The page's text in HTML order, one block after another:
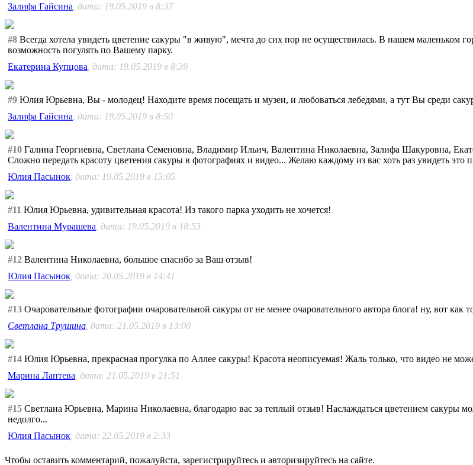
Залифа Гайсина , дата: 19.05.2019 в 8:37
#8 Всегда хотела увидеть цветение сакуры "в живую", мечта до сих пор не осуществилась. В нашем маленьком
возможность погулять по Вашему парку.
Екатерина Купцова , дата: 19.05.2019 в 8:39
#9 Юлия Юрьевна, Вы - молодец! Находите время посещать и музеи, и любоваться лебедями, а тут Вы среди
Залифа Гайсина , дата: 19.05.2019 в 8:50
#10 Галина Георгиевна, Светлана Семеновна, Владимир Ильич, Валентина Николаевна, Залифа Шакуровна,
Сложно передать красоту цветения сакуры в фотографиях и видео... Желаю каждому из вас хоть раз увидеть это
Юлия Пасынок , дата: 19.05.2019 в 13:05
#11 Юлия Юрьевна, удивительная красота! Из такого парка уходить не хочется!
Валентина Мурашева , дата: 19.05.2019 в 18:53
#12 Валентина Николаевна, большое спасибо за Ваш отзыв!
Юлия Пасынок , дата: 20.05.2019 в 14:41
#13 Очаровательные фотографии очаровательной сакуры от не менее очаровательного автора блога! ну, вот
Светлана Трушина , дата: 21.05.2019 в 13:00
#14 Юлия Юрьевна, прекрасная прогулка по Аллее сакуры! Красота неописуемая! Жаль только, что видео не
Марина Лаптева , дата: 21.05.2019 в 21:51
#15 Светлана Юрьевна, Марина Николаевна, благодарю вас за теплый отзыв! Наслаждаться цветением сакуры
недолго...
Юлия Пасынок , дата: 22.05.2019 в 2:33
Чтобы оставить комментарий, пожалуйста, зарегистрируйтесь и авторизируйтесь на сайте.